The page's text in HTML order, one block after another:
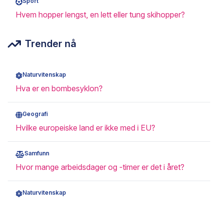
Hvem hopper lengst, en lett eller tung skihopper?
Trender nå
Naturvitenskap
Hva er en bombesyklon?
Geografi
Hvilke europeiske land er ikke med i EU?
Samfunn
Hvor mange arbeidsdager og -timer er det i året?
Naturvitenskap